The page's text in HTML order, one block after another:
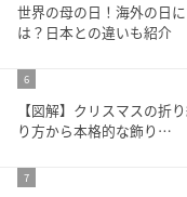
世界の母の日！海外の日
は？日本との違いも紹介
6
【図解】クリスマスの折
り方から本格的な飾り…
7